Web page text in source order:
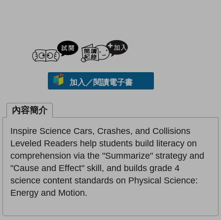
試閲
加入／閱讀電子書
內容簡介
Inspire Science Cars, Crashes, and Collisions
Leveled Readers help students build literacy on
comprehension via the "Summarize" strategy and
"Cause and Effect" skill, and builds grade 4
science content standards on Physical Science:
Energy and Motion.